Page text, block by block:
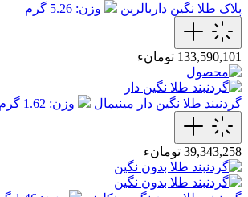
پلاک طلا نگین داربالرین وزن: 5.26 گرم
133,590,101 تومانء
گردنبند طلا نگین دار مینیمال وزن: 1.62 گرم
39,343,258 تومانء